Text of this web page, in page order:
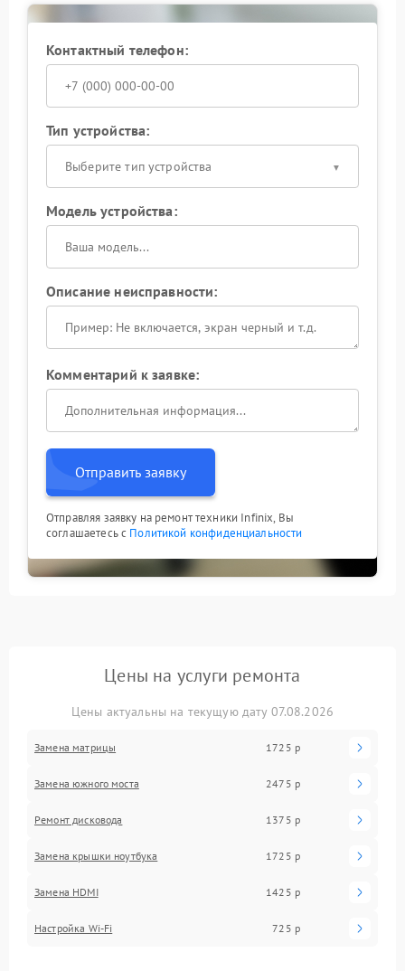
Контактный телефон:
Тип устройства:
Выберите тип устройства
Модель устройства:
Описание неисправности:
Комментарий к заявке:
Отправить заявку
Отправляя заявку на ремонт техники Infinix, Вы
соглашаетесь с Политикой конфиденциальности
Цены на услуги ремонта
Цены актуальны на текущую дату 07.08.2026
Замена матрицы 1725 р
Замена южного моста 2475 р
Ремонт дисковода 1375 р
Замена крышки ноутбука 1725 р
Замена HDMI 1425 р
Настройка Wi-Fi 725 р